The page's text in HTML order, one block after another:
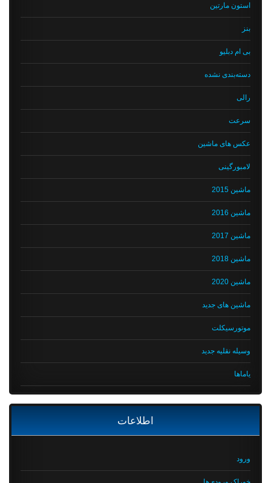
استون مارتین
بی ام دبلیو
دسته‌بندی نشده
رالی
سرعت
عکس های ماشین
لامبورگینی
ماشین 2015
ماشین 2016
ماشین 2017
ماشین 2018
ماشین 2020
ماشین های جدید
موتورسیکلت
وسیله نقلیه جدید
یاماها
اطلاعات
ورود